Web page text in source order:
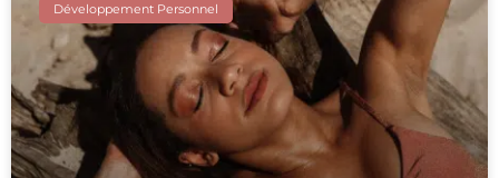
Développement Personnel